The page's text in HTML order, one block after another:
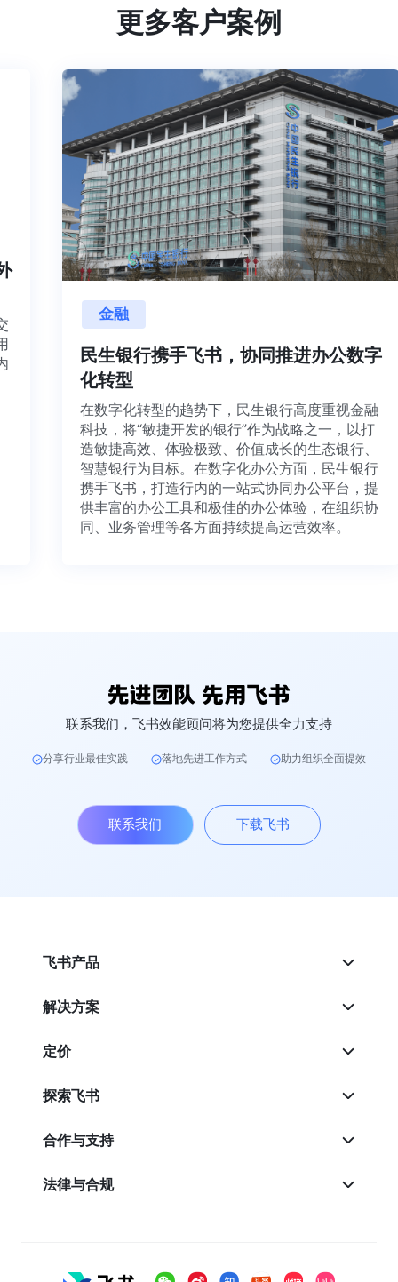
更多客户案例
外
交
用
内
金融
民生银行携手飞书，协同推进办公数
化转型
在数字化转型的趋势下，民生银行高度重视金融
科技，将“敏捷开发的银行”作为战略之一，以打
造敏捷高效、体验极致、价值成长的生态银行、
智慧银行为目标。在数字化办公方面，民生银行
携手飞书，打造行内的一站式协同办公平台，提
供丰富的办公工具和极佳的办公体验，在组织协
同、业务管理等各方面持续提高运营效率。
联系我们，飞书效能顾问将为您提供全力支持
分享行业最佳实践 落地先进工作方式 助力组织全面提效
联系我们 下载飞书
飞书产品
解决方案
定价
探索飞书
合作与支持
法律与合规